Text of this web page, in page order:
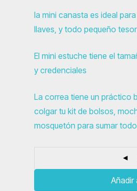
la mini canasta es ideal
llaves, y todo pequeño
El mini estuche tiene el
y credenciales
La correa tiene un práctico
colgar tu kit de bolsos,
mosquetón para sumar
Añadir